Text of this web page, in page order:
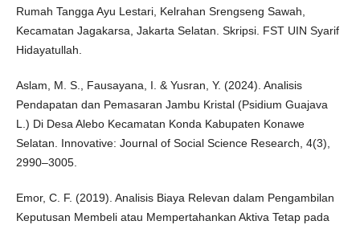
Rumah Tangga Ayu Lestari, Kelrahan Srengseng Sawah,
Kecamatan Jagakarsa, Jakarta Selatan. Skripsi. FST UIN Syarif
Hidayatullah.
Aslam, M. S., Fausayana, I. & Yusran, Y. (2024). Analisis
Pendapatan dan Pemasaran Jambu Kristal (Psidium Guajava
L.) Di Desa Alebo Kecamatan Konda Kabupaten Konawe
Selatan. Innovative: Journal of Social Science Research, 4(3),
2990–3005.
Emor, C. F. (2019). Analisis Biaya Relevan dalam Pengambilan
Keputusan Membeli atau Mempertahankan Aktiva Tetap pada